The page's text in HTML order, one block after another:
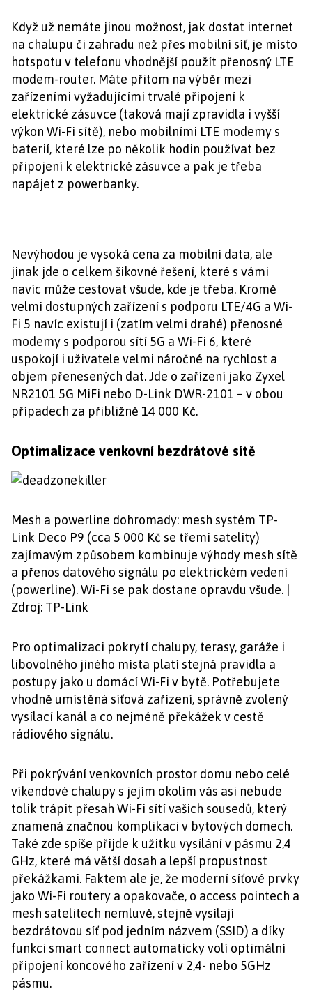
Když už nemáte jinou možnost, jak dostat internet
na chalupu či zahradu než přes mobilní síť, je místo
hotspotu v telefonu vhodnější použít přenosný LTE
modem-router. Máte přitom na výběr mezi
zařízeními vyžadujícími trvalé připojení k
elektrické zásuvce (taková mají zpravidla i vyšší
výkon Wi-Fi sítě), nebo mobilními LTE modemy s
baterií, které lze po několik hodin používat bez
připojení k elektrické zásuvce a pak je třeba
napájet z powerbanky.
Nevýhodou je vysoká cena za mobilní data, ale
jinak jde o celkem šikovné řešení, které s vámi
navíc může cestovat všude, kde je třeba. Kromě
velmi dostupných zařízení s podporu LTE/4G a Wi-
Fi 5 navíc existují i (zatím velmi drahé) přenosné
modemy s podporou sítí 5G a Wi-Fi 6, které
uspokojí i uživatele velmi náročné na rychlost a
objem přenesených dat. Jde o zařízení jako Zyxel
NR2101 5G MiFi nebo D-Link DWR-2101 – v obou
případech za přibližně 14 000 Kč.
Optimalizace venkovní bezdrátové sítě
Mesh a powerline dohromady: mesh systém TP-
Link Deco P9 (cca 5 000 Kč se třemi satelity)
zajímavým způsobem kombinuje výhody mesh sítě
a přenos datového signálu po elektrickém vedení
(powerline). Wi-Fi se pak dostane opravdu všude. |
Zdroj: TP-Link
Pro optimalizaci pokrytí chalupy, terasy, garáže i
libovolného jiného místa platí stejná pravidla a
postupy jako u domácí Wi-Fi v bytě. Potřebujete
vhodně umístěná síťová zařízení, správně zvolený
vysílací kanál a co nejméně překážek v cestě
rádiového signálu.
Při pokrývání venkovních prostor domu nebo celé
víkendové chalupy s jejím okolím vás asi nebude
tolik trápit přesah Wi-Fi sítí vašich sousedů, který
znamená značnou komplikaci v bytových domech.
Také zde spíše přijde k užitku vysílání v pásmu 2,4
GHz, které má větší dosah a lepší propustnost
překážkami. Faktem ale je, že moderní síťové prvky
jako Wi-Fi routery a opakovače, o access pointech a
mesh satelitech nemluvě, stejně vysílají
bezdrátovou síť pod jedním názvem (SSID) a díky
funkci smart connect automaticky volí optimální
připojení koncového zařízení v 2,4- nebo 5GHz
pásmu.